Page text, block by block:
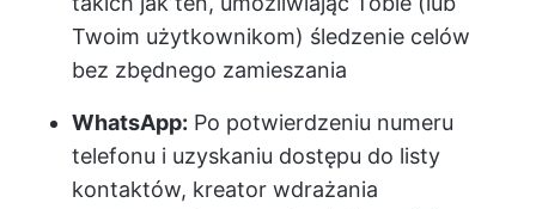
Twoim użytkownikom) śledzenie celów
bez zbędnego zamieszania
WhatsApp: Po potwierdzeniu numeru
telefonu i uzyskaniu dostępu do listy
kontaktów, kreator wdrażania